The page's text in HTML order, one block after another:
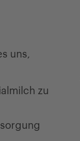
uns,
zu